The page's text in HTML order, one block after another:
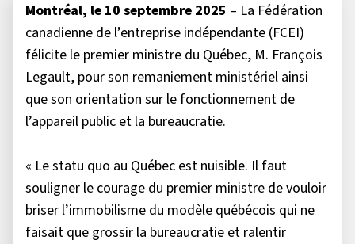
Montréal, le 10 septembre 2025 – La Fédération
canadienne de l’entreprise indépendante (FCEI)
félicite le premier ministre du Québec, M. François
Legault, pour son remaniement ministériel ainsi
que son orientation sur le fonctionnement de
l’appareil public et la bureaucratie.
« Le statu quo au Québec est nuisible. Il faut
souligner le courage du premier ministre de vouloir
briser l’immobilisme du modèle québécois qui ne
faisait que grossir la bureaucratie et ralentir